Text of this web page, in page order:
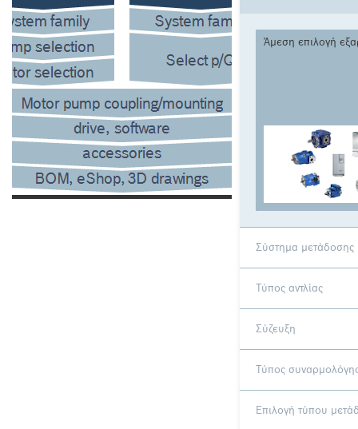
Άμεση επιλογή
Σύστημα μετάδοσης
Τύπος αντλίας
Σύζευξη
Τύπος
Επιλογή τύπου